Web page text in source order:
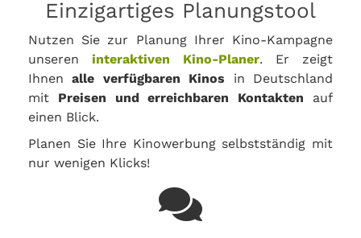
Einzigartiges Planungstool
Nutzen Sie zur Planung Ihrer Kino-Kampagne
unseren interaktiven Kino-Planer. Er zeigt
Ihnenalle verfügbaren Kinos in Deutschland
mit Preisen und erreichbaren Kontakten auf
einen Blick.
Planen Sie Ihre Kinowerbung selbstständig mit
nur wenigen Klicks!